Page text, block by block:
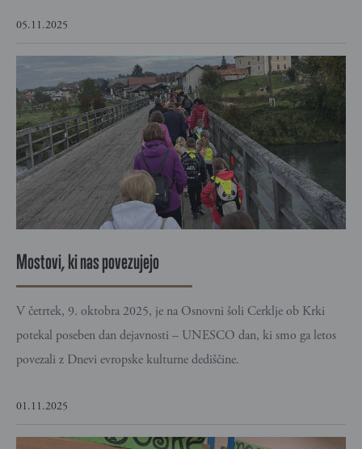
05.11.2025
Mostovi, ki nas povezujejo
V četrtek, 9. oktobra 2025, je na Osnovni šoli Cerklje ob Krki
potekal poseben dan dejavnosti – UNESCO dan, ki smo ga letos
povezali z Dnevi evropske kulturne dediščine.
01.11.2025